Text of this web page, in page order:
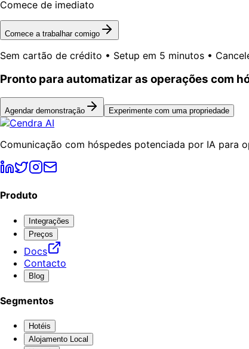
Comece de imediato
Comece a trabalhar comigo
Sem cartão de crédito • Setup em 5 minutos •
Pronto para automatizar as operações com
Agendar demonstração Experimente com uma propriedade
Comunicação com hóspedes potenciada por IA para
Produto
Integrações
Preços
Docs
Contacto
Blog
Segmentos
Hotéis
Alojamento Local